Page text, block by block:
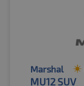
Marshal
MU12 SUV